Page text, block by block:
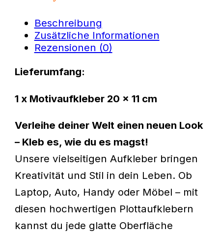
Beschreibung
Zusätzliche Informationen
Rezensionen (0)
Lieferumfang:
1 x Motivaufkleber 20 x 11 cm
Verleihe deiner Welt einen neuen Look
– Kleb es, wie du es magst!
Unsere vielseitigen Aufkleber bringen
Kreativität und Stil in dein Leben. Ob
Laptop, Auto, Handy oder Möbel – mit
diesen hochwertigen Plottaufklebern
kannst du jede glatte Oberfläche